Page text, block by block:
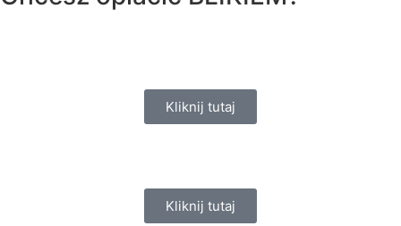
Kliknij tutaj
Kliknij tutaj